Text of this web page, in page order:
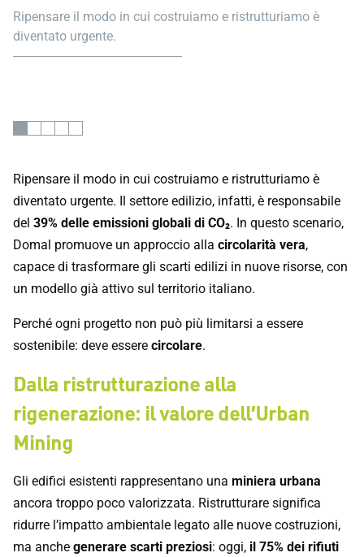
Ripensare il modo in cui costruiamo e ristrutturiamo è
diventato urgente.
Ripensare il modo in cui costruiamo e ristrutturiamo è
diventato urgente. Il settore edilizio, infatti, è responsabile
del 39% delle emissioni globali di CO₂. In questo scenario,
Domal promuove un approccio alla circolarità vera,
capace di trasformare gli scarti edilizi in nuove risorse, con
un modello già attivo sul territorio italiano.
Perché ogni progetto non può più limitarsi a essere
sostenibile: deve essere circolare.
Dalla ristrutturazione alla
rigenerazione: il valore dell’Urban
Mining
Gli edifici esistenti rappresentano una miniera urbana
ancora troppo poco valorizzata. Ristrutturare significa
ridurre l’impatto ambientale legato alle nuove costruzioni,
ma anche generare scarti preziosi: oggi, il 75% dei rifiuti